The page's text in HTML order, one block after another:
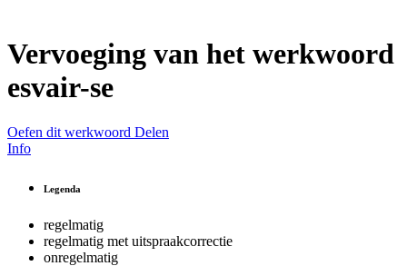
Vervoeging van het werkwoord
esvair-se
Oefen dit werkwoord Delen
Info
Legenda
regelmatig
regelmatig met uitspraakcorrectie
onregelmatig